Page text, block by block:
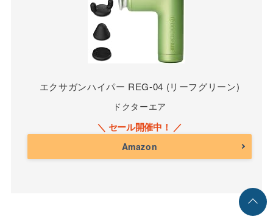
エクサガンハイパー REG-04 (リーフグリーン)
ドクターエア
Amazon